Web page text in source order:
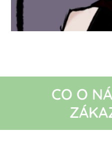
CO O